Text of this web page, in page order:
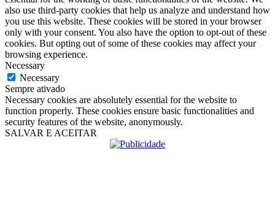
also use third-party cookies that help us analyze and understand how
you use this website. These cookies will be stored in your browser
only with your consent. You also have the option to opt-out of these
cookies. But opting out of some of these cookies may affect your
browsing experience.
Necessary
Necessary
Sempre ativado
Necessary cookies are absolutely essential for the website to
function properly. These cookies ensure basic functionalities and
security features of the website, anonymously.
SALVAR E ACEITAR